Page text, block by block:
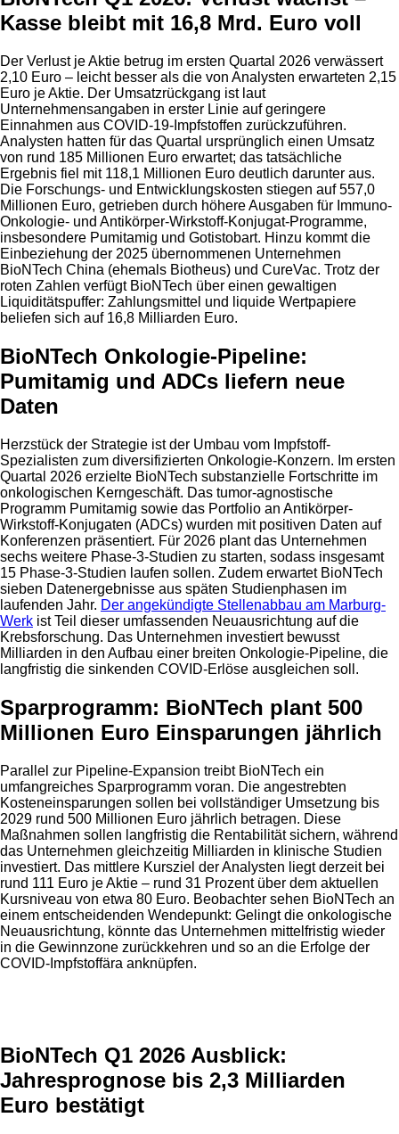
Kasse bleibt mit 16,8 Mrd. Euro voll
Der Verlust je Aktie betrug im ersten Quartal 2026 verwässert
2,10 Euro – leicht besser als die von Analysten erwarteten 2,15
Euro je Aktie. Der Umsatzrückgang ist laut
Unternehmensangaben in erster Linie auf geringere
Einnahmen aus COVID-19-Impfstoffen zurückzuführen.
Analysten hatten für das Quartal ursprünglich einen Umsatz
von rund 185 Millionen Euro erwartet; das tatsächliche
Ergebnis fiel mit 118,1 Millionen Euro deutlich darunter aus.
Die Forschungs- und Entwicklungskosten stiegen auf 557,0
Millionen Euro, getrieben durch höhere Ausgaben für Immuno-
Onkologie- und Antikörper-Wirkstoff-Konjugat-Programme,
insbesondere Pumitamig und Gotistobart. Hinzu kommt die
Einbeziehung der 2025 übernommenen Unternehmen
BioNTech China (ehemals Biotheus) und CureVac. Trotz der
roten Zahlen verfügt BioNTech über einen gewaltigen
Liquiditätspuffer: Zahlungsmittel und liquide Wertpapiere
beliefen sich auf 16,8 Milliarden Euro.
BioNTech Onkologie-Pipeline:
Pumitamig und ADCs liefern neue
Daten
Herzstück der Strategie ist der Umbau vom Impfstoff-
Spezialisten zum diversifizierten Onkologie-Konzern. Im ersten
Quartal 2026 erzielte BioNTech substanzielle Fortschritte im
onkologischen Kerngeschäft. Das tumor-agnostische
Programm Pumitamig sowie das Portfolio an Antikörper-
Wirkstoff-Konjugaten (ADCs) wurden mit positiven Daten auf
Konferenzen präsentiert. Für 2026 plant das Unternehmen
sechs weitere Phase-3-Studien zu starten, sodass insgesamt
15 Phase-3-Studien laufen sollen. Zudem erwartet BioNTech
sieben Datenergebnisse aus späten Studienphasen im
laufenden Jahr. Der angekündigte Stellenabbau am Marburg-
Werk ist Teil dieser umfassenden Neuausrichtung auf die
Krebsforschung. Das Unternehmen investiert bewusst
Milliarden in den Aufbau einer breiten Onkologie-Pipeline, die
langfristig die sinkenden COVID-Erlöse ausgleichen soll.
Sparprogramm: BioNTech plant 500
Millionen Euro Einsparungen jährlich
Parallel zur Pipeline-Expansion treibt BioNTech ein
umfangreiches Sparprogramm voran. Die angestrebten
Kosteneinsparungen sollen bei vollständiger Umsetzung bis
2029 rund 500 Millionen Euro jährlich betragen. Diese
Maßnahmen sollen langfristig die Rentabilität sichern, während
das Unternehmen gleichzeitig Milliarden in klinische Studien
investiert. Das mittlere Kursziel der Analysten liegt derzeit bei
rund 111 Euro je Aktie – rund 31 Prozent über dem aktuellen
Kursniveau von etwa 80 Euro. Beobachter sehen BioNTech an
einem entscheidenden Wendepunkt: Gelingt die onkologische
Neuausrichtung, könnte das Unternehmen mittelfristig wieder
in die Gewinnzone zurückkehren und so an die Erfolge der
COVID-Impfstoffära anknüpfen.
BioNTech Q1 2026 Ausblick:
Jahresprognose bis 2,3 Milliarden
Euro bestätigt